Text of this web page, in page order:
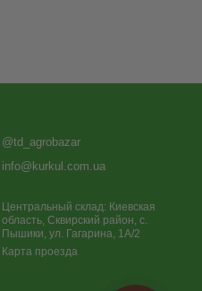
@td_agrobazar
info@kurkul.com.ua
Центральный склад: Киевская
область, Сквирский район, с.
Пышики, ул. Гагарина, 1А/2
Карта проезда